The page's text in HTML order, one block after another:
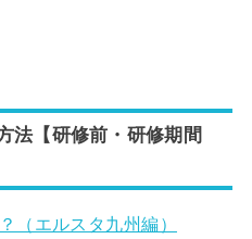
【研修前・研修期間
（エルスタ九州編）